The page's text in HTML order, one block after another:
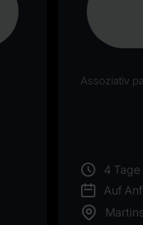
Assoziativ
4 Tage
Auf